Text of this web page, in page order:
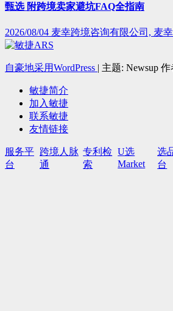
甄选 附跨境卖家避坑FAQ全指南
2026/08/04 麦幸跨境咨询有限公司, 麦
自豪地采用WordPress | 主题: Newsup 作
敏捷简介
加入敏捷
联系敏捷
友情链接
服务平
台
跨境人脉
通
专利检
索
U选
Market
选
台